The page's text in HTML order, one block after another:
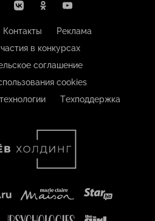
Контакты
Реклама
в конкурсах
соглашение
cookies
Техподдержка